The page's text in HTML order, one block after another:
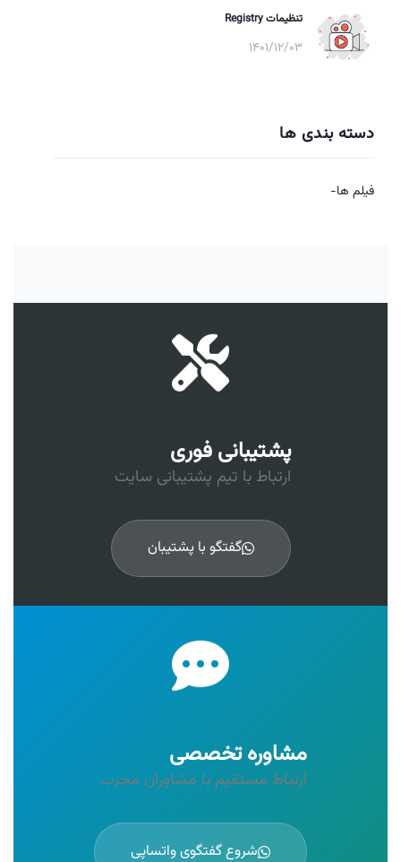
تنظیمات Registry
1401/12/03
دسته بندی ها
فیلم ها-
مشاوره تخصصی
ارتباط مستقیم با مشاوران مجرب
شروع گفتگوی واتساپی
پشتیبانی فوری
ارتباط با تیم پشتیبانی سایت
گفتگو با پشتیبان